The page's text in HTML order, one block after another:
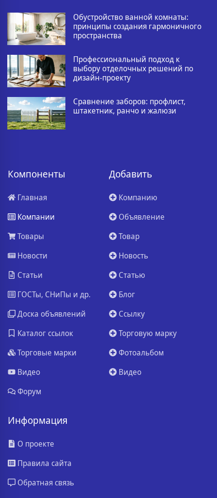
Обустройство ванной комнаты:
принципы создания гармоничного
пространства
Профессиональный подход к
выбору отделочных решений по
дизайн-проекту
Сравнение заборов: профлист,
штакетник, ранчо и жалюзи
Компоненты
Главная
Компании
Товары
Новости
Статьи
ГОСТы, СНиПы и др.
Доска объявлений
Каталог ссылок
Торговые марки
Видео
Форум
Добавить
Компанию
Объявление
Товар
Новость
Статью
Блог
Ссылку
Торговую марку
Фотоальбом
Видео
Информация
О проекте
Правила сайта
Обратная связь